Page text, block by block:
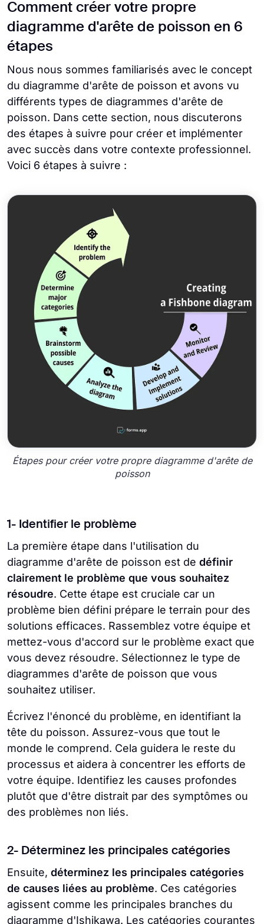
Comment créer votre propre
diagramme d'arête de poisson en 6
étapes
Nous nous sommes familiarisés avec le concept
du diagramme d'arête de poisson et avons vu
différents types de diagrammes d'arête de
poisson. Dans cette section, nous discuterons
des étapes à suivre pour créer et implémenter
avec succès dans votre contexte professionnel.
Voici 6 étapes à suivre :
Étapes pour créer votre propre diagramme d'arête de
poisson
1- Identifier le problème
La première étape dans l'utilisation du
diagramme d'arête de poisson est de définir
clairement le problème que vous souhaitez
résoudre. Cette étape est cruciale car un
problème bien défini prépare le terrain pour des
solutions efficaces. Rassemblez votre équipe et
mettez-vous d'accord sur le problème exact que
vous devez résoudre. Sélectionnez le type de
diagrammes d'arête de poisson que vous
souhaitez utiliser.
Écrivez l'énoncé du problème, en identifiant la
tête du poisson. Assurez-vous que tout le
monde le comprend. Cela guidera le reste du
processus et aidera à concentrer les efforts de
votre équipe. Identifiez les causes profondes
plutôt que d'être distrait par des symptômes ou
des problèmes non liés.
2- Déterminez les principales catégories
Ensuite, déterminez les principales catégories
de causes liées au problème. Ces catégories
agissent comme les principales branches du
diagramme d'Ishikawa. Les catégories courantes